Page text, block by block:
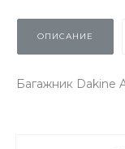
ОПИСАНИЕ
Багажник Dakine